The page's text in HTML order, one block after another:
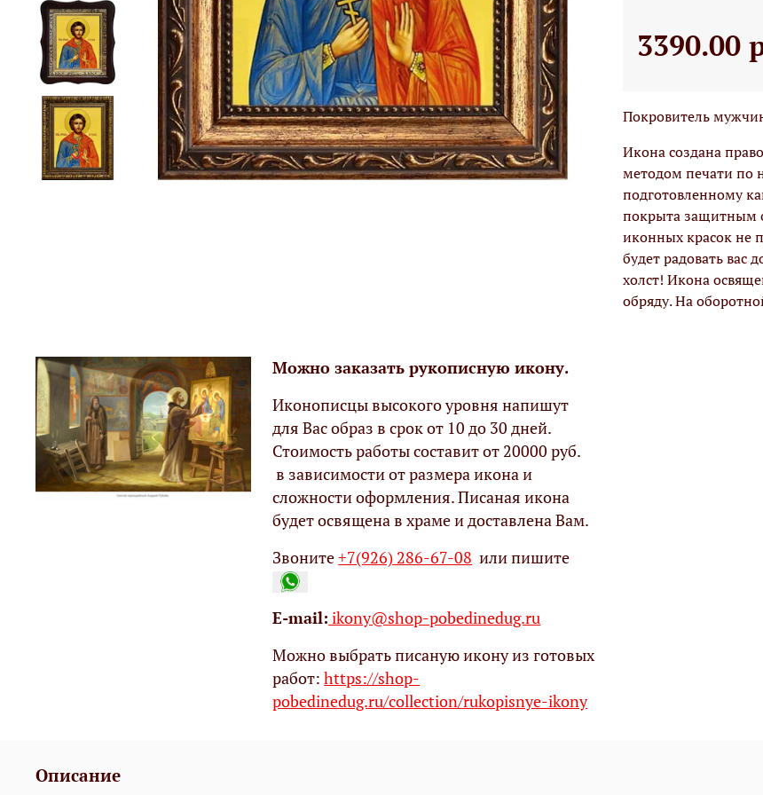
3390.00
Покровитель
Икона создана
методом печати по
подготовленному
покрыта защитным
иконных красок не
будет радовать вас
холст! Икона
обряду. На
Можно заказать рукописную икону.
Иконописцы высокого уровня напишут
для Вас образ в срок от 10 до 30 дней.
Стоимость работы составит от 20000 руб.
в зависимости от размера икона и
сложности оформления. Писаная икона
будет освящена в храме и доставлена Вам.
Звоните+7(926) 286-67-08 или пишите
Е-mail: ikony@shop-pobedinedug.ru
Можно выбрать писаную икону из готовых
работ:https://shop-
pobedinedug.ru/collection/rukopisnye-ikony
Описание